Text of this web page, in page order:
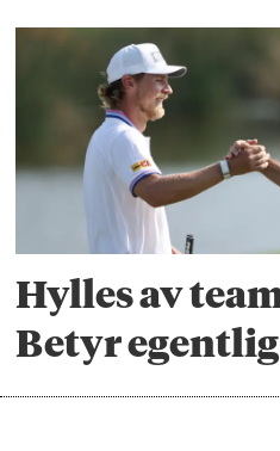
Hylles av
Betyr